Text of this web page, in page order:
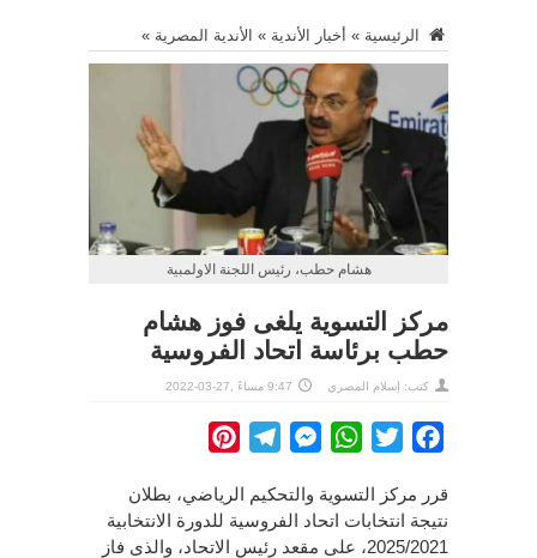
الرئيسية » أخبار الأندية » الأندية المصرية »
هشام حطب، رئيس اللجنة الاولمبية
مركز التسوية يلغى فوز هشام
حطب برئاسة اتحاد الفروسية
كتب: إسلام المصري 9:47 مساءً ,27-03-2022
Facebook
Twitter
WhatsApp
Messenger
Telegram
قرر مركز التسوية والتحكيم الرياضي، بطلان
نتيجة انتخابات اتحاد الفروسية للدورة الانتخابية
2025/2021، على مقعد رئيس الاتحاد، والذى فاز